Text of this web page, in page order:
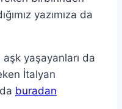
yazımıza da
yaşayanları da
İtalyan
buradan